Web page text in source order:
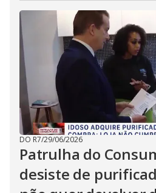
DO R7/29/06/2026
Patrulha do
desiste de